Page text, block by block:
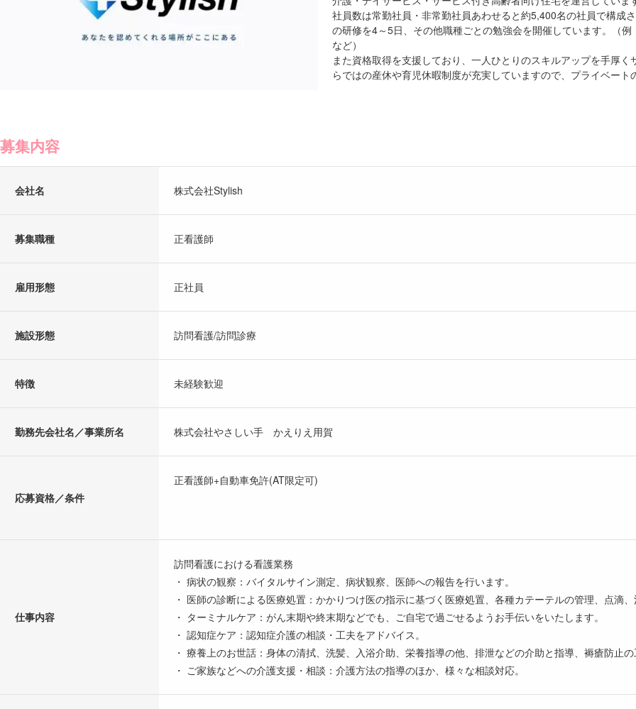
社員数は常勤社員・非常勤社員あわせると約5,400名の社員で構成
の研修を4～5日、その他職種ごとの勉強会を開催しています。（
など）
また資格取得を支援しており、一人ひとりのスキルアップを手厚
らではの産休や育児休暇制度が充実していますので、プライベー
募集内容
会社名 株式会社Stylish
募集職種 正看護師
雇用形態 正社員
施設形態 訪問看護/訪問診療
特徴 未経験歓迎
勤務先会社名／事業所名 株式会社やさしい手 かえりえ用賀
応募資格／条件
正看護師+自動車免許(AT限定可)
仕事内容
訪問看護における看護業務
・ 病状の観察：バイタルサイン測定、病状観察、医師への報告を行います。
・ 医師の診断による医療処置：かかりつけ医の指示に基づく医療処置、各種カテーテルの管理、点滴
・ ターミナルケア：がん末期や終末期などでも、ご自宅で過ごせるようお手伝いをいたします。
・ 認知症ケア：認知症介護の相談・工夫をアドバイス。
・ 療養上のお世話：身体の清拭、洗髪、入浴介助、栄養指導の他、排泄などの介助と指導、褥瘡防止
・ ご家族などへの介護支援・相談：介護方法の指導のほか、様々な相談対応。